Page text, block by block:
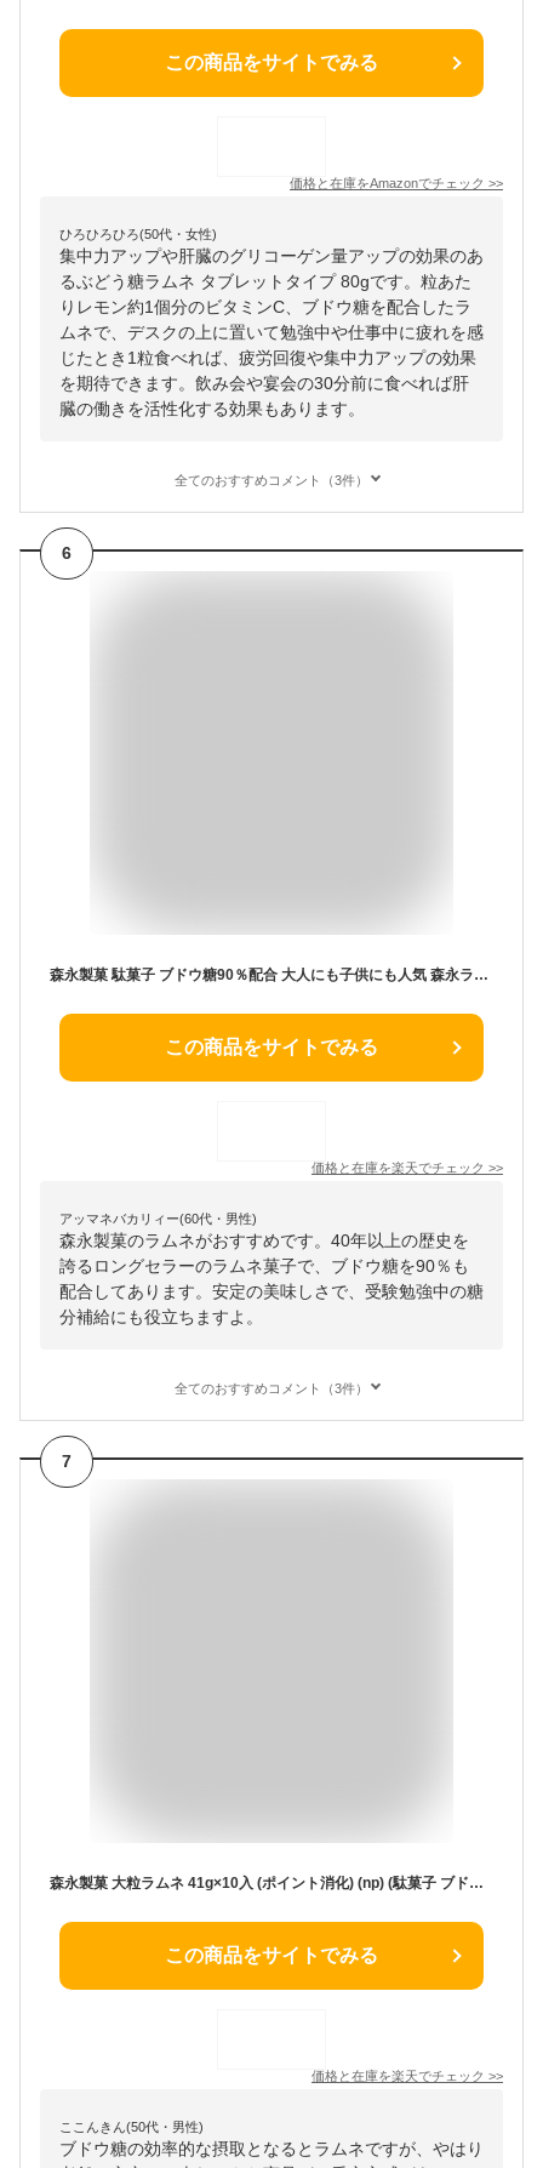
この商品をサイトでみる
価格と在庫をAmazonでチェック >>
ひろひろひろ(50代・女性)
集中力アップや肝臓のグリコーゲン量アップの効果のあ
るぶどう糖ラムネ タブレットタイプ 80gです。粒あた
りレモン約1個分のビタミンC、ブドウ糖を配合したラ
ムネで、デスクの上に置いて勉強中や仕事中に疲れを感
じたとき1粒食べれば、疲労回復や集中力アップの効果
を期待できます。飲み会や宴会の30分前に食べれば肝
臓の働きを活性化する効果もあります。
全てのおすすめコメント（3件）
6
森永製菓 駄菓子 ブドウ糖90％配合 大人にも子供にも人気 森永ラムネ 29g 1個
この商品をサイトでみる
価格と在庫を楽天でチェック >>
アッマネバカリィー(60代・男性)
森永製菓のラムネがおすすめです。40年以上の歴史を
誇るロングセラーのラムネ菓子で、ブドウ糖を90％も
配合してあります。安定の美味しさで、受験勉強中の糖
分補給にも役立ちますよ。
全てのおすすめコメント（3件）
7
森永製菓 大粒ラムネ 41g×10入 (ポイント消化) (np) (駄菓子 ブドウ糖 90％配合) (賞味期限2025.10月末) (メール便全国送料無料)
この商品をサイトでみる
価格と在庫を楽天でチェック >>
ここんきん(50代・男性)
ブドウ糖の効率的な摂取となるとラムネですが、やはり